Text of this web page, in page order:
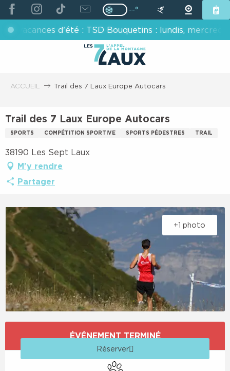
ALLER
AU
CONTENU
PRINCIPAL
Page D’accueil Actuelle Hiver :
Page D’accueil Actuelle
d'été : TSD Bouquetins : lundis, mercredis,
--°
ACCUEIL Trail des 7 Laux Europe Autocars
Trail des 7 Laux Europe Autocars
SPORTS COMPÉTITION SPORTIVE SPORTS PÉDESTRES TRAIL
38190 Les Sept Laux
M'y rendre
Partager
+1 photo
Ouverture et coordonnées
ÉVÉNEMENT TERMINÉ
Réserver
Animaux acceptés